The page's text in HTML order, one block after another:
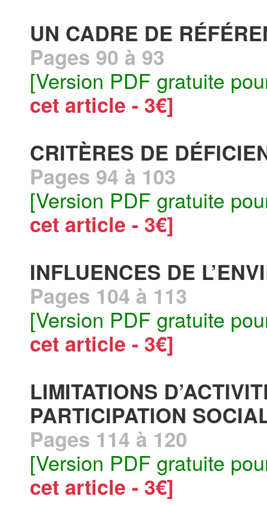
UN CADRE DE
Pages 90 à 93
[Version PDF gratuite
cet article - 3€]
CRITÈRES DE
Pages 94 à 103
[Version PDF gratuite
cet article - 3€]
INFLUENCES DE
Pages 104 à 113
[Version PDF gratuite
cet article - 3€]
LIMITATIONS
PARTICIPATION
Pages 114 à 120
[Version PDF gratuite
cet article - 3€]